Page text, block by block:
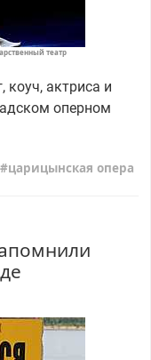
театр
коуч, актриса и
оперном
царицынская опера